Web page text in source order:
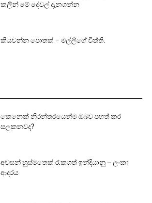
කලින් මේ දේවල් දැනගන්න
කියවන්න පොතක් – මල්ලිගේ විත්ති.
කෙනෙක් නිරන්තරයෙන්ම ඔබව පහත් කර
සලකනවද?
අවසන් හුස්මතෙක් රැකගත් ඉන්දියානු – ලංකා
ආදරය